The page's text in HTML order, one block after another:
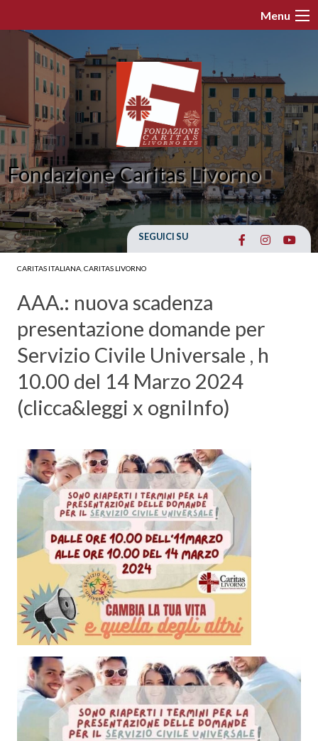
content
Menu
Fondazione Caritas Livorno
SEGUICI SU
CARITAS ITALIANA CARITAS LIVORNO
AAA.: nuova scadenza
presentazione domande per
Servizio Civile Universale , h
10.00 del 14 Marzo 2024
(clicca&leggi x ogniInfo)